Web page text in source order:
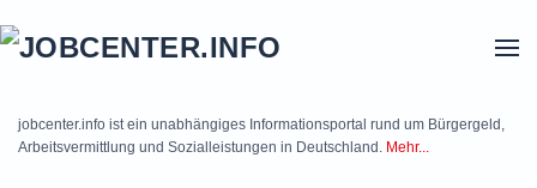
jobcenter.info ist ein unabhängiges Informationsportal rund um Bürgergeld,
Arbeitsvermittlung und Sozialleistungen in Deutschland. Mehr...